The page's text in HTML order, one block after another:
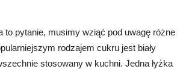
to pytanie, musimy wziąć pod uwagę różne
rodzajem cukru jest biały
stosowany w kuchni. Jedna łyżka